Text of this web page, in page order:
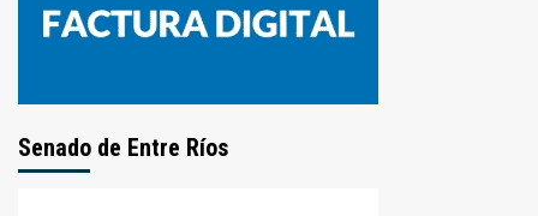
Senado de Entre Ríos